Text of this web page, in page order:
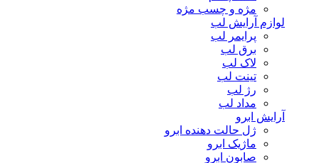
مژه و چسب مژه
لوازم آرایش لب
پرایمر لب
برق لب
لاک لب
تینت لب
رژ لب
مداد لب
آرایش ابرو
ژل حالت دهنده ابرو
ماژیک ابرو
صابون ابرو